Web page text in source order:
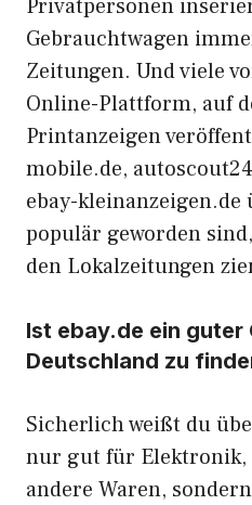
Privatpersonen
Gebrauchtwagen
Zeitungen. Und viele
Online-Plattform, auf
Printanzeigen
mobile.de,
ebay-kleinanzeigen.de
populär geworden
den Lokalzeitungen
Ist ebay.de ein guter
Deutschland zu
Sicherlich weißt du
nur gut für Elektronik,
andere Waren,